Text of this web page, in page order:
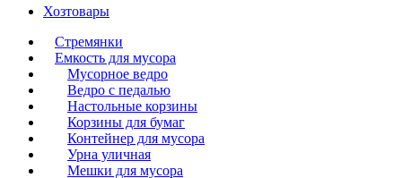
Хозтовары
Стремянки
Емкость для мусора
Мусорное ведро
Ведро с педалью
Настольные корзины
Корзины для бумаг
Контейнер для мусора
Урна уличная
Мешки для мусора